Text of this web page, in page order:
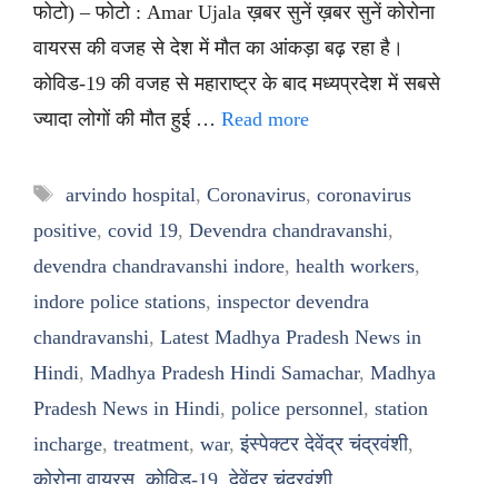
फोटो) – फोटो : Amar Ujala ख़बर सुनें ख़बर सुनें कोरोना
वायरस की वजह से देश में मौत का आंकड़ा बढ़ रहा है।
कोविड-19 की वजह से महाराष्ट्र के बाद मध्यप्रदेश में सबसे
ज्यादा लोगों की मौत हुई … Read more
Tags
arvindo hospital, Coronavirus, coronavirus
positive, covid 19, Devendra chandravanshi,
devendra chandravanshi indore, health workers,
indore police stations, inspector devendra
chandravanshi, Latest Madhya Pradesh News in
Hindi, Madhya Pradesh Hindi Samachar, Madhya
Pradesh News in Hindi, police personnel, station
incharge, treatment, war,इंस्पेक्टर देवेंद्र चंद्रवंशी,
कोरोना वायरस,कोविड-19,देवेंद्र चंद्रवंशी